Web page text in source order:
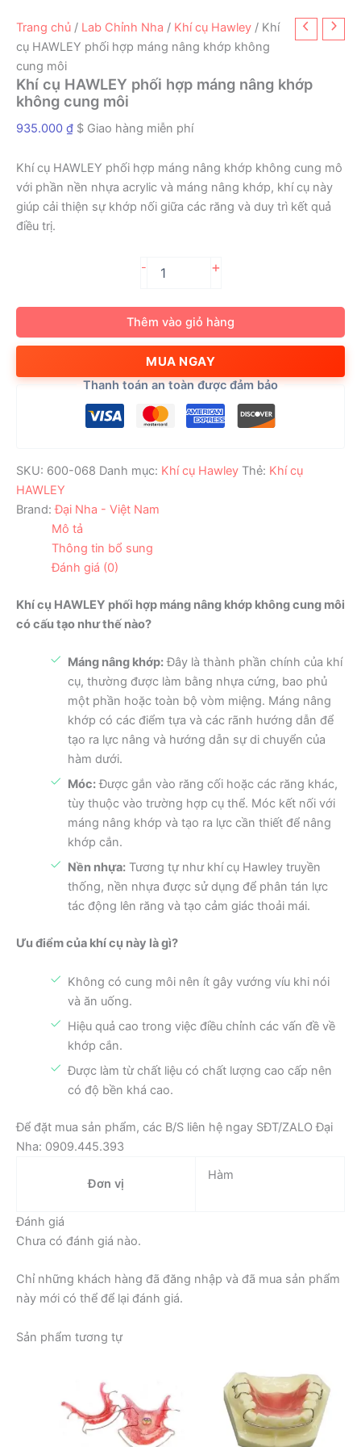
Trang chủ / Lab Chỉnh Nha / Khí cụ Hawley / Khí
cụ HAWLEY phối hợp máng nâng khớp không
cung môi
Khí cụ HAWLEY phối hợp máng nâng khớp
không cung môi
935.000 ₫ $ Giao hàng miễn phí
Khí cụ HAWLEY phối hợp máng nâng khớp không cung mô
với phần nền nhựa acrylic và máng nâng khớp, khí cụ này
giúp cải thiện sự khớp nối giữa các răng và duy trì kết quả
điều trị.
-
hợp
máng
nâng
khớp
không
cung
môi
+
Thêm vào giỏ hàng
MUA NGAY
Thanh toán an toàn được đảm bảo
SKU: 600-068 Danh mục: Khí cụ Hawley Thẻ: Khí cụ
HAWLEY
Brand: Đại Nha - Việt Nam
Mô tả
Thông tin bổ sung
Đánh giá (0)
Khí cụ HAWLEY phối hợp máng nâng khớp không cung môi
có cấu tạo như thế nào?
Máng nâng khớp:Đây là thành phần chính của khí
cụ, thường được làm bằng nhựa cứng, bao phủ
một phần hoặc toàn bộ vòm miệng. Máng nâng
khớp có các điểm tựa và các rãnh hướng dẫn để
tạo ra lực nâng và hướng dẫn sự di chuyển của
hàm dưới.
Móc:Được gắn vào răng cối hoặc các răng khác,
tùy thuộc vào trường hợp cụ thể. Móc kết nối với
máng nâng khớp và tạo ra lực cần thiết để nâng
khớp cắn.
Nền nhựa:Tương tự như khí cụ Hawley truyền
thống, nền nhựa được sử dụng để phân tán lực
tác động lên răng và tạo cảm giác thoải mái.
Ưu điểm của khí cụ này là gì?
Không có cung môi nên ít gây vướng víu khi nói
và ăn uống.
Hiệu quả cao trong việc điều chỉnh các vấn đề về
khớp cắn.
Được làm từ chất liệu có chất lượng cao cấp nên
có độ bền khá cao.
Để đặt mua sản phẩm, các B/S liên hệ ngay SĐT/ZALO Đại
Nha: 0909.445.393
Đơn vị
Hàm
Đánh giá
Chưa có đánh giá nào.
Chỉ những khách hàng đã đăng nhập và đã mua sản phẩm
này mới có thể để lại đánh giá.
Sản phẩm tương tự